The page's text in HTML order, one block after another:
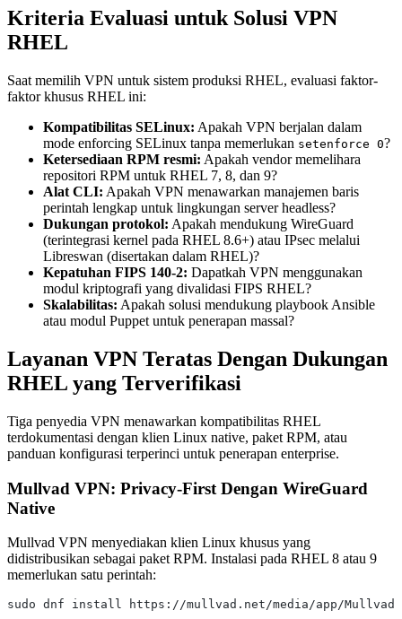
Kriteria Evaluasi untuk Solusi VPN
RHEL
Saat memilih VPN untuk sistem produksi RHEL, evaluasi faktor-
faktor khusus RHEL ini:
Kompatibilitas SELinux: Apakah VPN berjalan dalam
mode enforcing SELinux tanpa memerlukan setenforce 0?
Ketersediaan RPM resmi: Apakah vendor memelihara
repositori RPM untuk RHEL 7, 8, dan 9?
Alat CLI: Apakah VPN menawarkan manajemen baris
perintah lengkap untuk lingkungan server headless?
Dukungan protokol: Apakah mendukung WireGuard
(terintegrasi kernel pada RHEL 8.6+) atau IPsec melalui
Libreswan (disertakan dalam RHEL)?
Kepatuhan FIPS 140-2: Dapatkah VPN menggunakan
modul kriptografi yang divalidasi FIPS RHEL?
Skalabilitas: Apakah solusi mendukung playbook Ansible
atau modul Puppet untuk penerapan massal?
Layanan VPN Teratas Dengan Dukungan
RHEL yang Terverifikasi
Tiga penyedia VPN menawarkan kompatibilitas RHEL
terdokumentasi dengan klien Linux native, paket RPM, atau
panduan konfigurasi terperinci untuk penerapan enterprise.
Mullvad VPN: Privacy-First Dengan WireGuard
Native
Mullvad VPN menyediakan klien Linux khusus yang
didistribusikan sebagai paket RPM. Instalasi pada RHEL 8 atau 9
memerlukan satu perintah:
sudo dnf install https://mullvad.net/media/app/